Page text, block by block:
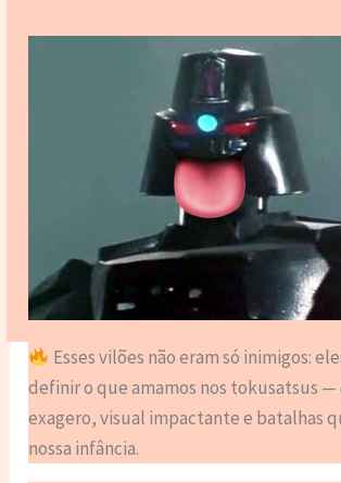
Esses vilões não eram só inimigos:
definir o que amamos nos tokusatsus —
exagero, visual impactante e batalhas
nossa infância.